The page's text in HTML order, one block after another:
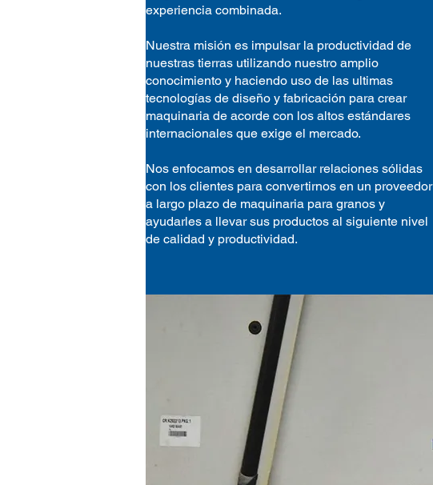
experiencia combinada.
Nuestra misión es impulsar la productividad de
nuestras tierras utilizando nuestro amplio
conocimiento y haciendo uso de las ultimas
tecnologías de diseño y fabricación para crear
maquinaria de acorde con los altos estándares
internacionales que exige el mercado.
Nos enfocamos en desarrollar relaciones sólidas
con los clientes para convertirnos en un proveedor
a largo plazo de maquinaria para granos y
ayudarles a llevar sus productos al siguiente nivel
de calidad y productividad.